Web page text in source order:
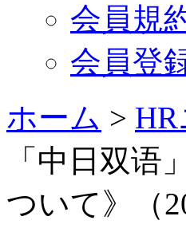
会員規
会員登
ホーム >
「中日双
ついて》（